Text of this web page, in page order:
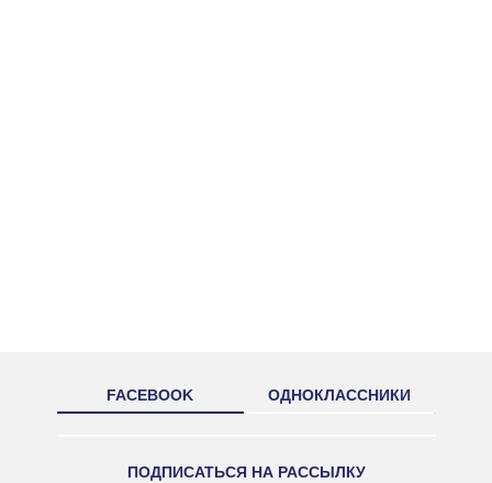
FACEBOOK ОДНОКЛАССНИКИ
ПОДПИСАТЬСЯ НА РАССЫЛКУ